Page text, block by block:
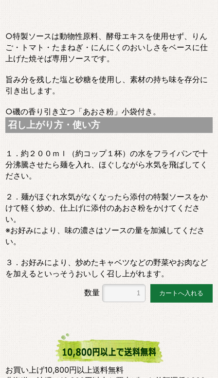
○特製ソースは動物性原料、酵母エキスを使用せず、りん
ご・トマト・たまねぎ・にんにくのおいしさをベースに仕
上げた焼そば専用ソースです。
旨み分を残した塩と砂糖を使用し、素材の持ち味を存分に
引き出します。
○磯の香り引き立つ「あおさ粉」小袋付き。
召し上がり方・使い方
１．約２００ｍｌ（約コップ１杯）の水をフライパンで十
分沸騰させたら麺を入れ、ほぐしながら水気を飛ばしてく
ださい。
２．麺がほぐれ水気がなくなったら添付の特製ソースをか
けて軽く炒め、仕上げに添付のあおさ粉をかけてくださ
い。
※お好みにより、味の濃さはソースの量を加減してくださ
い。
３．お好みにより、炒めたキャベツなどの野菜やお肉など
を加えるといっそうおいしく召し上がれます。
数量
お買い上げ10,800円以上送料無料